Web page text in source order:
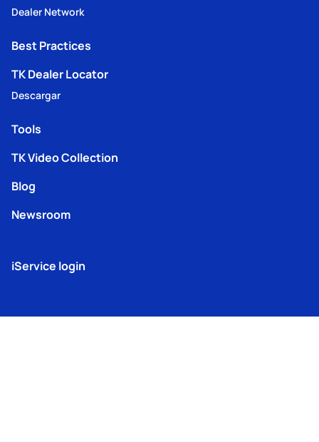
Dealer Network
Best Practices
TK Dealer Locator
Descargar
Tools
TK Video Collection
Blog
Newsroom
iService login